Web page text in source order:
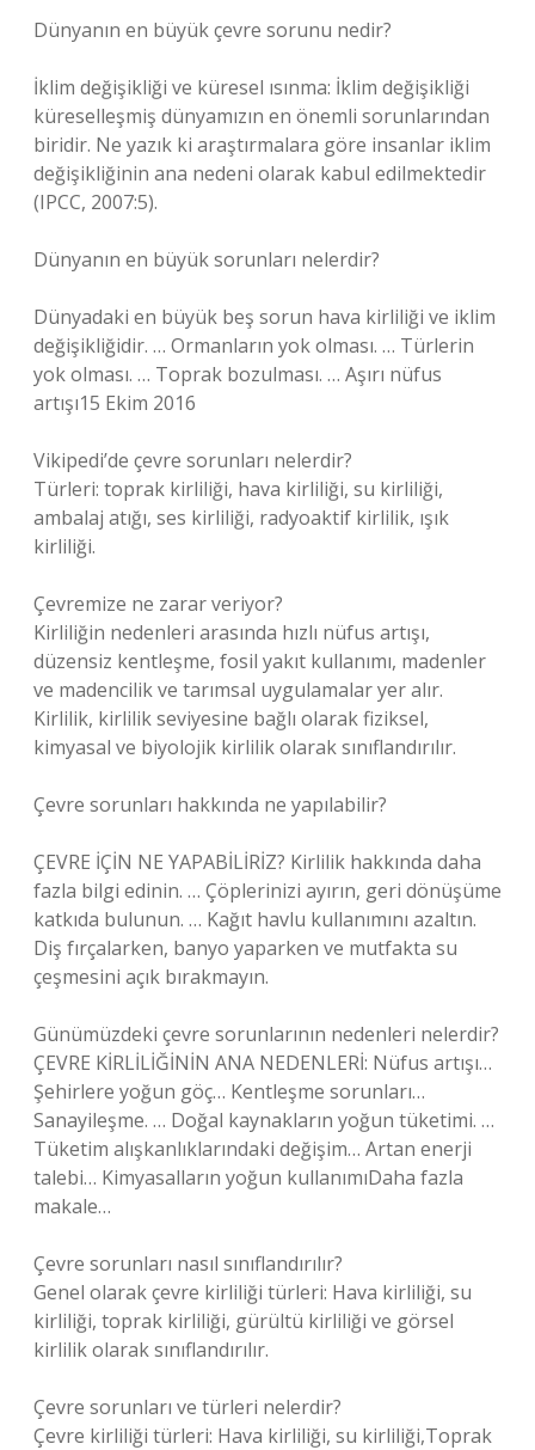
Dünyanın en büyük çevre sorunu nedir?
İklim değişikliği ve küresel ısınma: İklim değişikliği
küreselleşmiş dünyamızın en önemli sorunlarından
biridir. Ne yazık ki araştırmalara göre insanlar iklim
değişikliğinin ana nedeni olarak kabul edilmektedir
(IPCC, 2007:5).
Dünyanın en büyük sorunları nelerdir?
Dünyadaki en büyük beş sorun hava kirliliği ve iklim
değişikliğidir. … Ormanların yok olması. … Türlerin
yok olması. … Toprak bozulması. … Aşırı nüfus
artışı15 Ekim 2016
Vikipedi’de çevre sorunları nelerdir?
Türleri: toprak kirliliği, hava kirliliği, su kirliliği,
ambalaj atığı, ses kirliliği, radyoaktif kirlilik, ışık
kirliliği.
Çevremize ne zarar veriyor?
Kirliliğin nedenleri arasında hızlı nüfus artışı,
düzensiz kentleşme, fosil yakıt kullanımı, madenler
ve madencilik ve tarımsal uygulamalar yer alır.
Kirlilik, kirlilik seviyesine bağlı olarak fiziksel,
kimyasal ve biyolojik kirlilik olarak sınıflandırılır.
Çevre sorunları hakkında ne yapılabilir?
ÇEVRE İÇİN NE YAPABİLİRİZ? Kirlilik hakkında daha
fazla bilgi edinin. … Çöplerinizi ayırın, geri dönüşüme
katkıda bulunun. … Kağıt havlu kullanımını azaltın.
Diş fırçalarken, banyo yaparken ve mutfakta su
çeşmesini açık bırakmayın.
Günümüzdeki çevre sorunlarının nedenleri nelerdir?
ÇEVRE KİRLİLİĞİNİN ANA NEDENLERİ: Nüfus artışı…
Şehirlere yoğun göç… Kentleşme sorunları…
Sanayileşme. … Doğal kaynakların yoğun tüketimi. …
Tüketim alışkanlıklarındaki değişim… Artan enerji
talebi… Kimyasalların yoğun kullanımıDaha fazla
makale…
Çevre sorunları nasıl sınıflandırılır?
Genel olarak çevre kirliliği türleri: Hava kirliliği, su
kirliliği, toprak kirliliği, gürültü kirliliği ve görsel
kirlilik olarak sınıflandırılır.
Çevre sorunları ve türleri nelerdir?
Çevre kirliliği türleri: Hava kirliliği, su kirliliği,Toprak